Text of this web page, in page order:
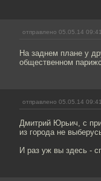
отправлено 05.05.14 09:41
На заднем плане у
общественном
отправлено 05.05.14 09:41
Дмитрий Юрьич, с
из города не
И раз уж вы здесь -